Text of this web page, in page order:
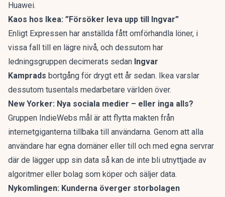
Huawei.
Kaos hos Ikea: ”Försöker leva upp till Ingvar”
Enligt Expressen har anställda fått omförhandla löner, i
vissa fall till en lägre nivå, och dessutom har
ledningsgruppen decimerats sedan Ingvar
Kamprads bortgång för drygt ett år sedan. Ikea varslar
dessutom tusentals medarbetare världen över.
New Yorker: Nya sociala medier – eller inga alls?
Gruppen IndieWebs mål är att flytta makten från
internetgiganterna tillbaka till användarna. Genom att alla
användare har egna domäner eller till och med egna servrar
där de lägger upp sin data så kan de inte bli utnyttjade av
algoritmer eller bolag som köper och säljer data.
Nykomlingen: Kunderna överger storbolagen